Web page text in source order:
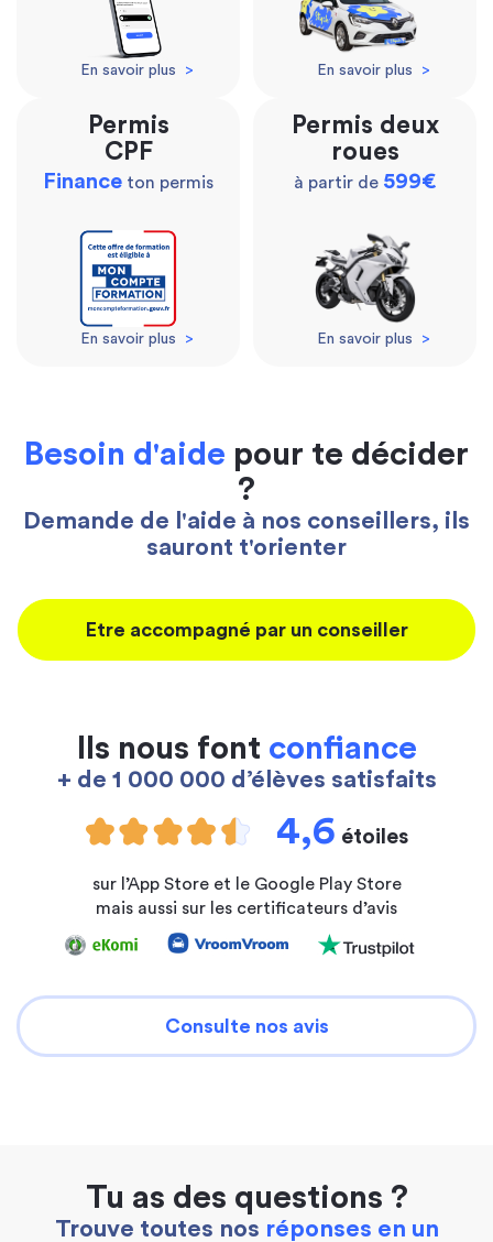
En savoir plus > En savoir plus >
Permis
CPF
Finance ton permis
En savoir plus >
Permis deux
roues
à partir de 599€
En savoir plus >
Besoin d'aide pour te décider
?
Demande de l'aide à nos conseillers, ils
sauront t'orienter
Etre accompagné par un conseiller
Ils nous font confiance
+ de 1 000 000 d’élèves satisfaits
4,6 étoiles
sur l’App Store et le Google Play Store
mais aussi sur les certificateurs d’avis
Consulte nos avis
Tu as des questions ?
Trouve toutes nos réponses en un